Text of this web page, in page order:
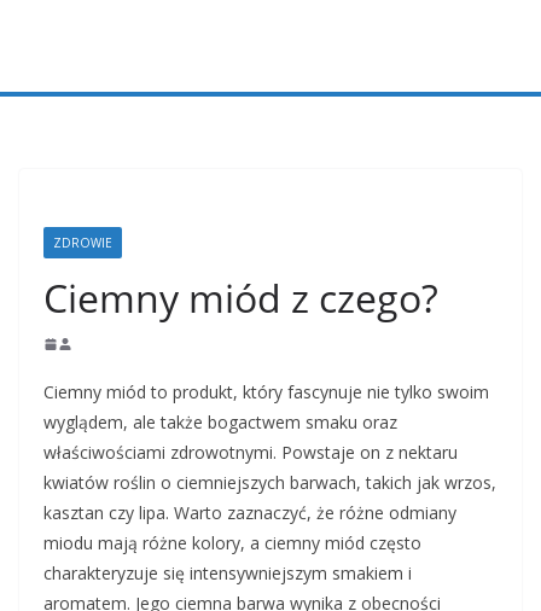
ZDROWIE
Ciemny miód z czego?
Ciemny miód to produkt, który fascynuje nie tylko swoim
wyglądem, ale także bogactwem smaku oraz
właściwościami zdrowotnymi. Powstaje on z nektaru
kwiatów roślin o ciemniejszych barwach, takich jak wrzos,
kasztan czy lipa. Warto zaznaczyć, że różne odmiany
miodu mają różne kolory, a ciemny miód często
charakteryzuje się intensywniejszym smakiem i
aromatem. Jego ciemna barwa wynika z obecności